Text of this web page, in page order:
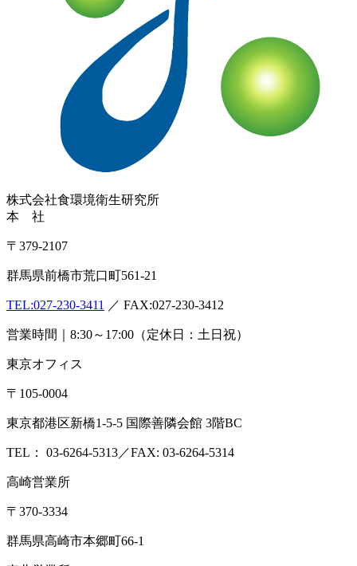
株式会社食環境衛生研究所
本 社
〒379-2107
群馬県前橋市荒口町561-21
TEL:027-230-3411 ／ FAX:027-230-3412
営業時間｜8:30～17:00（定休日：土日祝）
東京オフィス
〒105-0004
東京都港区新橋1-5-5 国際善隣会館 3階BC
TEL： 03-6264-5313／FAX: 03-6264-5314
高崎営業所
〒370-3334
群馬県高崎市本郷町66-1